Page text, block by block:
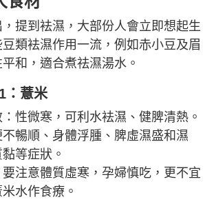
提到袪濕，大部份人會立即想起生
類袪濕作用一流，例如赤小豆及眉
和，適合煮祛濕湯水。
：薏米
性微寒，可利水袪濕、健脾清熱。
暢順、身體浮腫、脾虛濕盛和濕
等症狀。
注意體質虛寒，孕婦慎吃，更不宜
水作食療。